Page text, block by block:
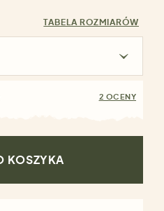
TABELA ROZMIARÓW
2 OCENY
KOSZYKA